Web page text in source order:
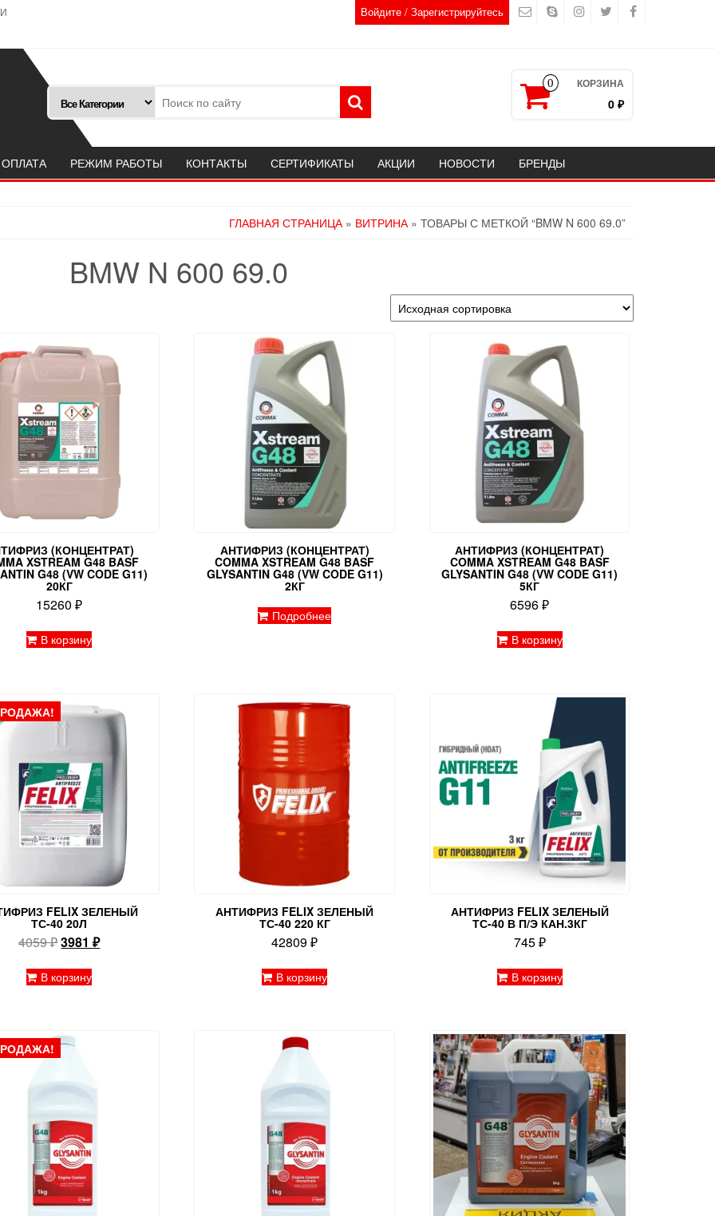
Войдите / Зарегистрируйтесь
0 КОРЗИНА
0 ₽
РЕЖИМ РАБОТЫ КОНТАКТЫ СЕРТИФИКАТЫ АКЦИИ НОВОСТИ БРЕНДЫ
ГЛАВНАЯ СТРАНИЦА» ВИТРИНА» ТОВАРЫ С МЕТКОЙ “BMW N 600 69.0”
BMW N 600 69.0
(КОНЦЕНТРАТ)
XSTREAM G48 BASF
G48 (VW CODE G11)
20КГ
15260₽
В корзину
АНТИФРИЗ (КОНЦЕНТРАТ)
COMMA XSTREAM G48 BASF
GLYSANTIN G48 (VW CODE G11)
2КГ
Подробнее
АНТИФРИЗ (КОНЦЕНТРАТ)
COMMA XSTREAM G48 BASF
GLYSANTIN G48 (VW CODE G11)
5КГ
6596₽
В корзину
FELIX ЗЕЛЕНЫЙ
ТС-40 20Л
4059₽Первоначальная
составляла
3981₽Текущая
В корзину
АНТИФРИЗ FELIX ЗЕЛЕНЫЙ
ТС-40 220 КГ
42809₽
В корзину
АНТИФРИЗ FELIX ЗЕЛЕНЫЙ
ТС-40 В П/Э КАН.3КГ
745₽
В корзину